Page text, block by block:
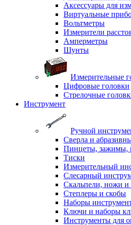
Аксессуары для
Виртуальные
Вольтметры
Измерители
Амперметры
Шунты
Измерительные
Цифровые головки
Стрелочные
Инструмент
Ручной
Сверла и
Пинцеты, зажимы,
Тиски
Измерительный
Слесарный
Скальпели, ножи
Степлеры и скобы
Наборы
Ключи и наборы
Инструменты для